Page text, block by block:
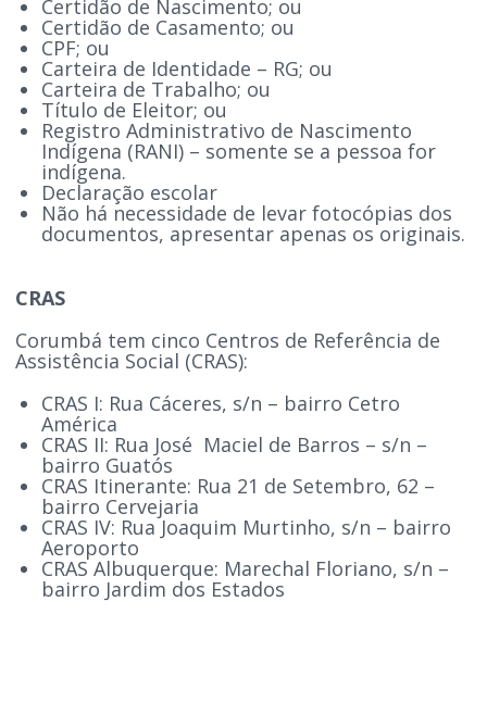
Certidão de Nascimento; ou
Certidão de Casamento; ou
CPF; ou
Carteira de Identidade – RG; ou
Carteira de Trabalho; ou
Título de Eleitor; ou
Registro Administrativo de Nascimento
Indígena (RANI) – somente se a pessoa for
indígena.
Declaração escolar
Não há necessidade de levar fotocópias dos
documentos, apresentar apenas os originais.
CRAS
Corumbá tem cinco Centros de Referência de
Assistência Social (CRAS):
CRAS I: Rua Cáceres, s/n – bairro Cetro
América
CRAS II: Rua José Maciel de Barros – s/n –
bairro Guatós
CRAS Itinerante: Rua 21 de Setembro, 62 –
bairro Cervejaria
CRAS IV: Rua Joaquim Murtinho, s/n – bairro
Aeroporto
CRAS Albuquerque: Marechal Floriano, s/n –
bairro Jardim dos Estados